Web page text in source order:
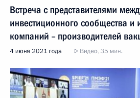
Встреча с представителями
инвестиционного сообщества и
компаний – производителей
4 июня 2021 года Видео, 35 мин.